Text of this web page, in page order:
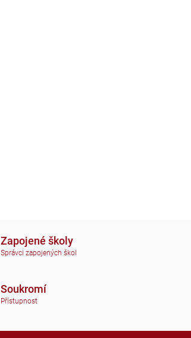
Zapojené školy
Správci zapojených škol
Soukromí
Přístupnost